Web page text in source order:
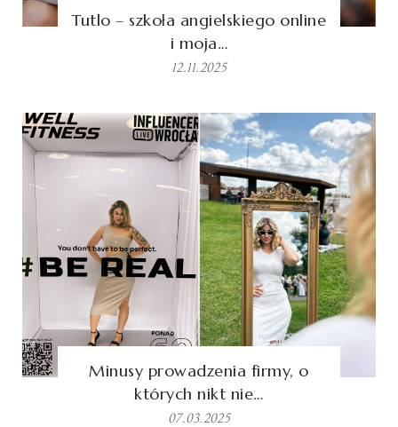
Tutlo – szkoła angielskiego online
i moja…
12.11.2025
Minusy prowadzenia firmy, o
których nikt nie…
07.03.2025